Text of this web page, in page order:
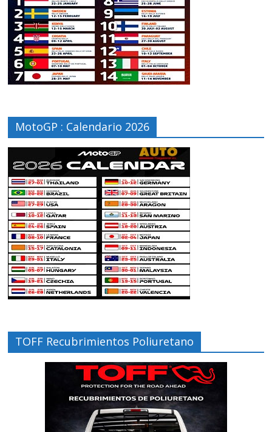
MotoGP : Calendario 2026
TOFF Recubrimientos Poliuretano